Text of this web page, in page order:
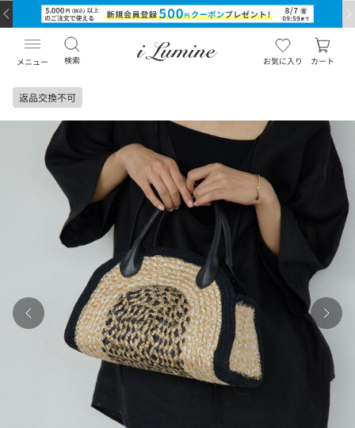
メニュー 検索 お気に入り カート
返品交換不可